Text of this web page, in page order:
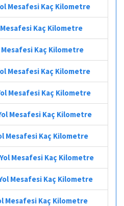
Mesafesi Kaç Kilometre
Mesafesi Kaç Kilometre
Mesafesi Kaç Kilometre
Mesafesi Kaç Kilometre
Mesafesi Kaç Kilometre
Mesafesi Kaç Kilometre
Mesafesi Kaç Kilometre
Mesafesi Kaç Kilometre
Mesafesi Kaç Kilometre
Mesafesi Kaç Kilometre